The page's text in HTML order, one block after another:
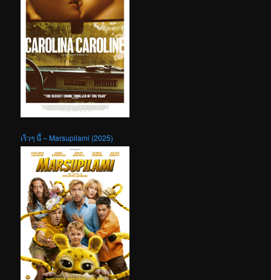
เร็วๆ นี้ – Marsupilami (2025)